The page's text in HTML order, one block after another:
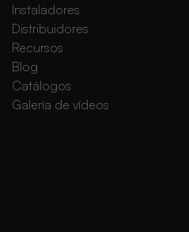
Instaladores
Distribuidores
Recursos
Blog
Catálogos
Galería de vídeos